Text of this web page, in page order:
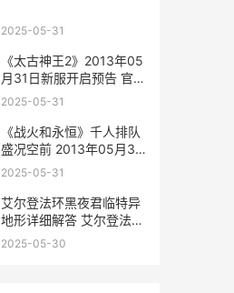
2025-05-31
《太古神王2》2013年05
月31日新服开启预告 官方
全新版下载恭迎体验 太古
2025-05-31
《战火和永恒》千人排队
盛况空前 2013年05月31
日开新服迎新兄弟相聚 战
2025-05-31
艾尔登法环黑夜君临特异
地形详细解答 艾尔登法环
黑剑玛利喀斯
2025-05-30